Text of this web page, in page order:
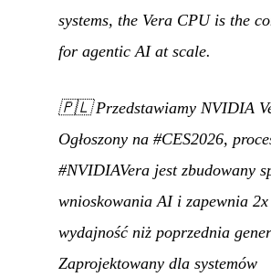
systems, the Vera CPU is the
for agentic AI at scale.
🇵🇱Przedstawiamy NVIDIA
Ogłoszony na #CES2026,
#NVIDIAVera jest zbudowany
wnioskowania AI i zapewnia 2x
wydajność niż poprzednia
Zaprojektowany dla systemów